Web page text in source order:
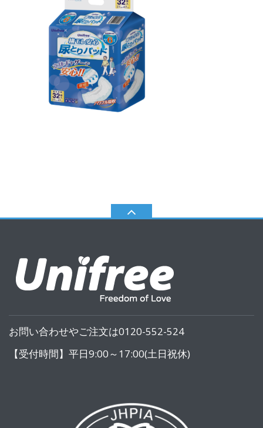
お問い合わせやご注文は0120-552-524
【受付時間】平日9:00～17:00(土日祝休)